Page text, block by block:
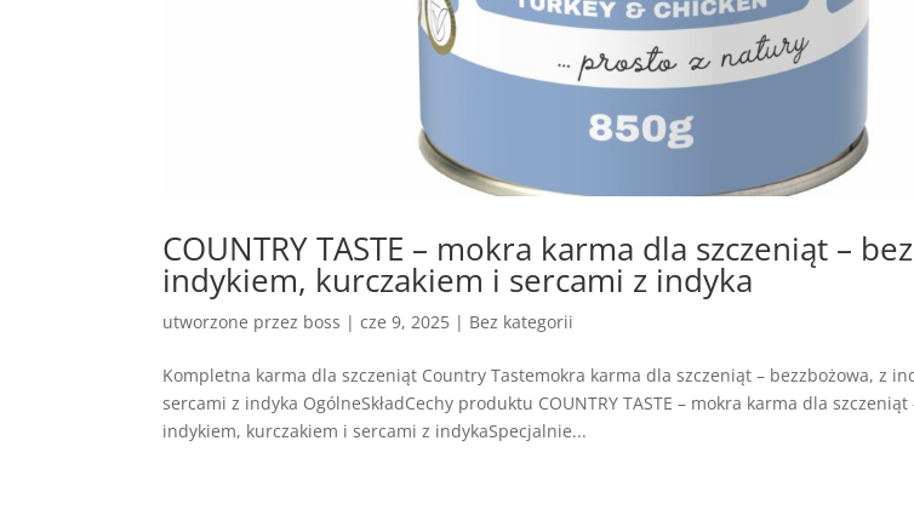
COUNTRY TASTE – mokra karma dla szczeniąt –
indykiem, kurczakiem i sercami z indyka
utworzone przez boss |cze 9, 2025 | Bez kategorii
Kompletna karma dla szczeniąt Country Tastemokra karma dla szczeniąt – bezzbożowa, z
sercami z indyka OgólneSkładCechy produktu COUNTRY TASTE – mokra karma dla
indykiem, kurczakiem i sercami z indykaSpecjalnie...